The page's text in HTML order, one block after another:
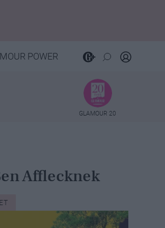
POWER
GLAMOUR 20
Afflecknek